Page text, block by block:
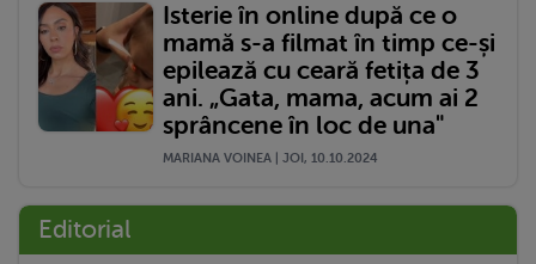
Isterie în online după ce o
mamă s-a filmat în timp ce-și
epilează cu ceară fetița de 3
ani. „Gata, mama, acum ai 2
sprâncene în loc de una"
MARIANA VOINEA | JOI, 10.10.2024
Editorial